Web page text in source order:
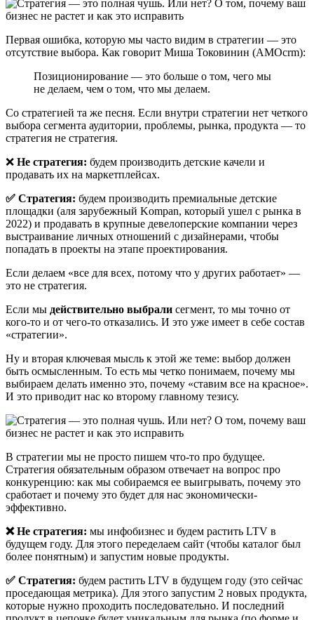
Первая ошибка, которую мы часто видим в стратегии — это
отсутствие выбора. Как говорит Миша Токовинин (AMOcrm):
Позиционирование — это больше о том, чего мы
не делаем, чем о том, что мы делаем.
Со стратегией та же песня. Если внутри стратегии нет четкого
выбора сегмента аудитории, проблемы, рынка, продукта — то
стратегия не стратегия.
❌ Не стратегия: будем производить детские качели и
продавать их на маркетплейсах.
✅ Стратегия: будем производить премиальные детские
площадки (аля зарубежный Kompan, который ушел с рынка в
2022) и продавать в крупные девелоперские компании через
выстраивание личных отношений с дизайнерами, чтобы
попадать в проекты на этапе проектирования.
Если делаем «все для всех, потому что у других работает» —
это не стратегия.
Если мы действительно выбрали сегмент, то мы точно от
кого-то и от чего-то отказались. И это уже имеет в себе состав
«стратегии».
Ну и вторая ключевая мысль к этой же теме: выбор должен
быть осмысленным. То есть мы четко понимаем, почему мы
выбираем делать именно это, почему «ставим все на красное».
И это приводит нас ко второму главному тезису.
В стратегии мы не просто пишем что-то про будущее.
Стратегия обязательным образом отвечает на вопрос про
конкуренцию: как мы собираемся ее выигрывать, почему это
сработает и почему это будет для нас экономически-
эффективно.
❌Не стратегия: мы инфобизнес и будем растить LTV в
будущем году. Для этого переделаем сайт (чтобы каталог был
более понятным) и запустим новые продукты.
✅ Стратегия: будем растить LTV в будущем году (это сейчас
проседающая метрика). Для этого запустим 2 новых продукта,
которые нужно проходить последовательно. И последний